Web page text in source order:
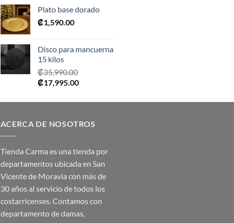
original
Plato base dorado
₡1,590.00
Disco para mancuerna
15 kilos
₡35,990.00
El
original
₡35,990.00.
₡17,995.00El
actual
₡17,995.00.
ACERCA DE NOSOTROS
Tienda Carma es una tienda por
departamentos ubicada en San
Vicente de Moravia con más de
30 años al servicio de todos los
costarricenses. Contamos con
departamento de damas,